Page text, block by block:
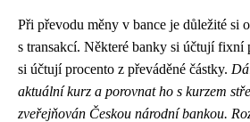
Při převodu měny v bance je důležité si
s transakcí. Některé banky si účtují fixní
si účtují procento z převáděné částky.
aktuální kurz a porovnat ho s kurzem
zveřejňován Českou národní bankou.